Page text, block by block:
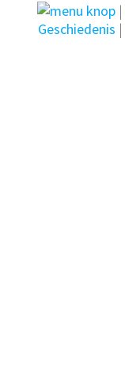
|
Geschiedenis |